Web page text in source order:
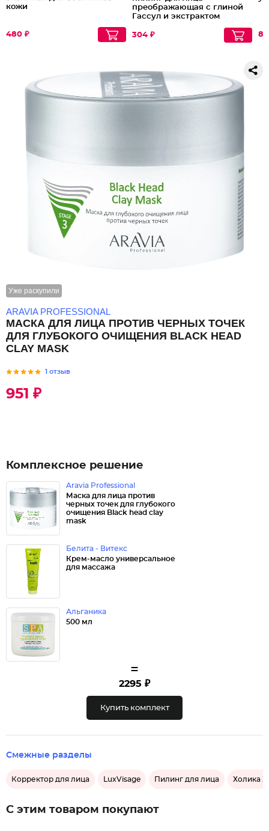
кожи
480 ₽
преображающая с глиной
Гассул и экстрактом
Марокко
304 ₽
Уже раскупили
ARAVIA PROFESSIONAL
МАСКА ДЛЯ ЛИЦА ПРОТИВ ЧЕРНЫХ ТОЧЕК
ДЛЯ ГЛУБОКОГО ОЧИЩЕНИЯ BLACK HEAD
CLAY MASK
1 отзыв
951 ₽
Комплексное решение
Aravia Professional
Маска для лица против
черных точек для глубокого
очищения Black head clay
mask
Белита - Витекс
Крем-масло универсальное
для массажа
Альганика
500 мл
=
2295 ₽
Купить комплект
Смежные разделы
Корректор для лица LuxVisage Пилинг для лица Холика
С этим товаром покупают